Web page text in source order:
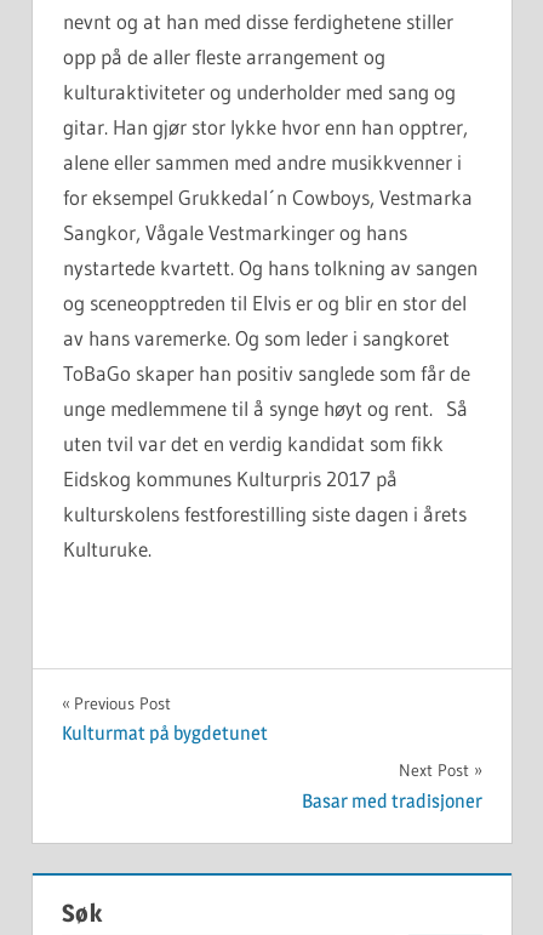
nevnt og at han med disse ferdighetene stiller
opp på de aller fleste arrangement og
kulturaktiviteter og underholder med sang og
gitar. Han gjør stor lykke hvor enn han opptrer,
alene eller sammen med andre musikkvenner i
for eksempel Grukkedal´n Cowboys, Vestmarka
Sangkor, Vågale Vestmarkinger og hans
nystartede kvartett. Og hans tolkning av sangen
og sceneopptreden til Elvis er og blir en stor del
av hans varemerke. Og som leder i sangkoret
ToBaGo skaper han positiv sanglede som får de
unge medlemmene til å synge høyt og rent. Så
uten tvil var det en verdig kandidat som fikk
Eidskog kommunes Kulturpris 2017 på
kulturskolens festforestilling siste dagen i årets
Kulturuke.
UKATEGORISERT
Innleggsnavigasjon
Previous Post
Kulturmat på bygdetunet
Next Post
Basar med tradisjoner
Søk